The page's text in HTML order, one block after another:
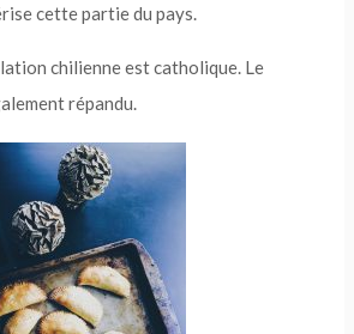
cette partie du pays.
chilienne est catholique. Le
répandu.